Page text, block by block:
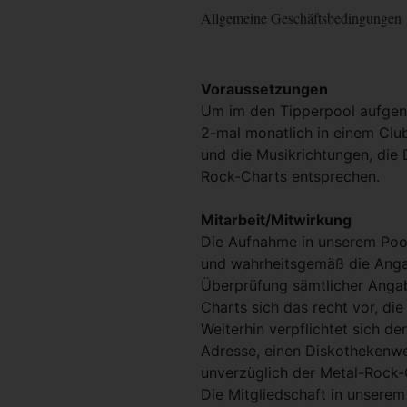
Allgemeine Geschäftsbedingungen
Voraussetzungen
Um im den Tipperpool
2-mal monatlich in einem
und die Musikrichtungen, die
Rock-Charts entsprechen.
Mitarbeit/Mitwirkung
Die Aufnahme in unserem
und wahrheitsgemäß die
Überprüfung sämtlicher
Charts sich das recht vor,
Weiterhin verpflichtet sich
Adresse, einen
unverzüglich der Metal-
Die Mitgliedschaft in